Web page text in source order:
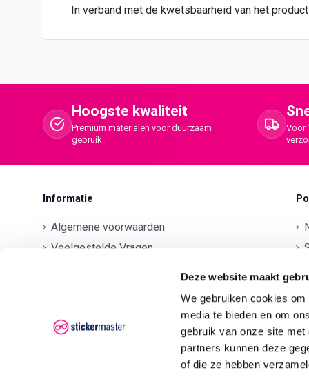
Deze website maakt
We gebruiken cookies
media te bieden en om
gebruik van onze site
partners kunnen deze
of die ze hebben
In verband met de kwetsbaarheid van het
Hoogste kwaliteit
Premium materialen voor duurzaam
gebruik
Voor
Informatie
Algemene voorwaarden
Veelgestelde Vragen
Klachten
Privacyverklaring AVG/GDPR